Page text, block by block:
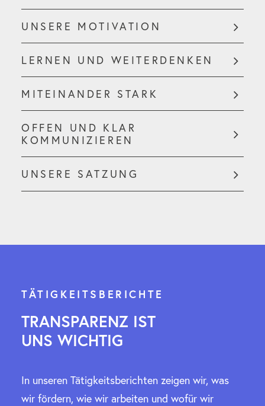
UNSERE MOTIVATION
LERNEN UND WEITERDENKEN
MITEINANDER STARK
OFFEN UND KLAR
KOMMUNIZIEREN
UNSERE SATZUNG
TÄTIGKEITSBERICHTE
TRANSPARENZ IST
UNS WICHTIG
In unseren Tätigkeitsberichten zeigen wir, was
wir fördern, wie wir arbeiten und wofür wir